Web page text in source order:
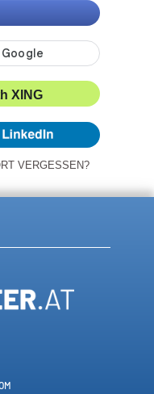
XING
VERGESSEN?